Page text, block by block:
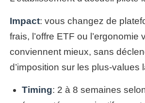
Impact: vous changez de
frais, l’offre ETF ou l’ergonomie
conviennent mieux, sans
d’imposition sur les plus-values
Timing: 2 à 8 semaines